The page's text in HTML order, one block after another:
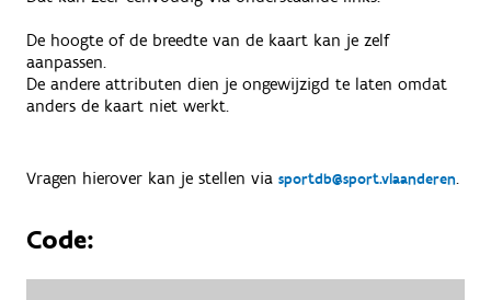
De hoogte of de breedte van de kaart kan je zelf
aanpassen.
De andere attributen dien je ongewijzigd te laten omdat
anders de kaart niet werkt.
Vragen hierover kan je stellen via sportdb@sport.vlaanderen.
Code: